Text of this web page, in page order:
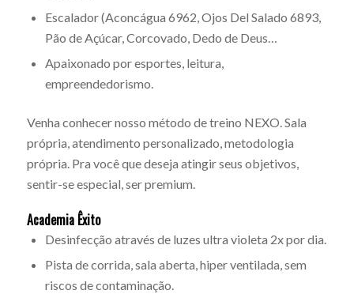
Escalador (Aconcágua 6962, Ojos Del Salado 6893,
Pão de Açúcar, Corcovado, Dedo de Deus…
Apaixonado por esportes, leitura,
empreendedorismo.
Venha conhecer nosso método de treino NEXO. Sala
própria, atendimento personalizado, metodologia
própria. Pra você que deseja atingir seus objetivos,
sentir-se especial, ser premium.
Academia Êxito
Desinfecção através de luzes ultra violeta 2x por dia.
Pista de corrida, sala aberta, hiper ventilada, sem
riscos de contaminação.